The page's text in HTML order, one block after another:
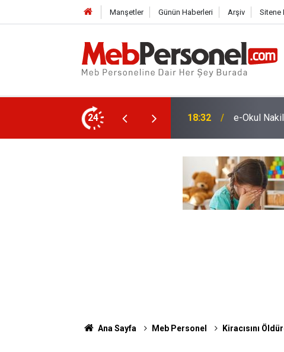
Manşetler Günün Haberleri Arşiv Sitene
24
İdareleri İçin 4 Kritik Talimat! 18:03
Okullara
Olmaz Şart
Ana Sayfa Meb Personel Kiracısını